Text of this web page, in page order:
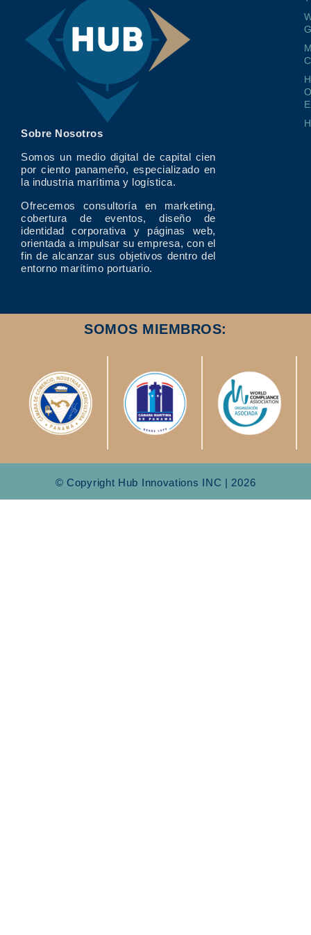
Sobre Nosotros
Somos un medio digital de capital cien
por ciento panameño, especializado en
la industria marítima y logística.
Ofrecemos consultoría en marketing,
cobertura de eventos, diseño de
identidad corporativa y páginas web,
orientada a impulsar su empresa, con el
fin de alcanzar sus objetivos dentro del
entorno marítimo portuario.
SOMOS MIEMBROS:
© Copyright Hub Innovations INC | 2026